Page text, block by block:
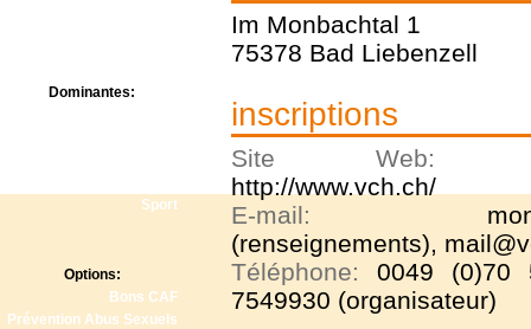
Dominantes:
Sport
Options:
Bons CAF
Prévention Abus Sexuels
Im Monbachtal 1
75378 Bad Liebenzell
inscriptions
Site
http://www.vch.ch/
E-mail:
(renseignements),
Téléphone: 0049 (0)70
7549930 (organisateur)